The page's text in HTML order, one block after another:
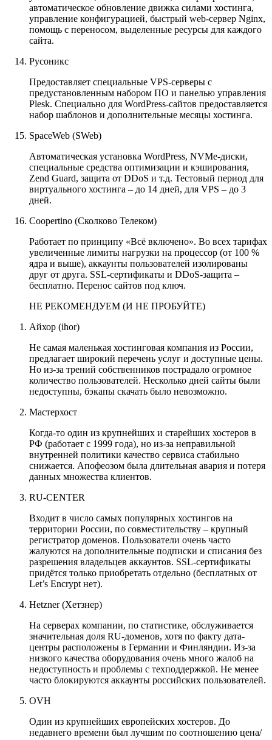
автоматическое обновление движка силами хостинга,
управление конфигурацией, быстрый web-сервер Nginx,
помощь с переносом, выделенные ресурсы для каждого
сайта.
Русоникс
Предоставляет специальные VPS-серверы с
предустановленным набором ПО и панелью управления
Plesk. Специально для WordPress-сайтов предоставляется
набор шаблонов и дополнительные месяцы хостинга.
SpaceWeb (SWeb)
Автоматическая установка WordPress, NVMe-диски,
специальные средства оптимизации и кэширования,
Zend Guard, защита от DDoS и т.д. Тестовый период для
виртуального хостинга – до 14 дней, для VPS – до 3
дней.
Coopertino (Сколково Телеком)
Работает по принципу «Всё включено». Во всех тарифах
увеличенные лимиты нагрузки на процессор (от 100 %
ядра и выше), аккаунты пользователей изолированы
друг от друга. SSL-сертификаты и DDoS-защита –
бесплатно. Перенос сайтов под ключ.
НЕ РЕКОМЕНДУЕМ (И НЕ ПРОБУЙТЕ)
Айхор (ihor)
Не самая маленькая хостинговая компания из России,
предлагает широкий перечень услуг и доступные цены.
Но из-за трений собственников пострадало огромное
количество пользователей. Несколько дней сайты были
недоступны, бэкапы скачать было невозможно.
Мастерхост
Когда-то один из крупнейших и старейших хостеров в
РФ (работает с 1999 года), но из-за неправильной
внутренней политики качество сервиса стабильно
снижается. Апофеозом была длительная авария и потеря
данных множества клиентов.
RU-CENTER
Входит в число самых популярных хостингов на
территории России, по совместительству – крупный
регистратор доменов. Пользователи очень часто
жалуются на дополнительные подписки и списания без
разрешения владельцев аккаунтов. SSL-сертификаты
придётся только приобретать отдельно (бесплатных от
Let’s Encrypt нет).
Hetzner (Хетзнер)
На серверах компании, по статистике, обслуживается
значительная доля RU-доменов, хотя по факту дата-
центры расположены в Германии и Финляндии. Из-за
низкого качества оборудования очень много жалоб на
недоступность и проблемы с техподдержкой. Не менее
часто блокируются аккаунты российских пользователей.
OVH
Один из крупнейших европейских хостеров. До
недавнего времени был лучшим по соотношению цена/